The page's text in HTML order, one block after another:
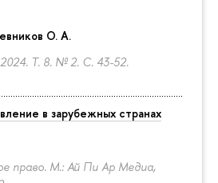
О. А.
Т. 8. № 2. С. 43-52.
в зарубежных странах
право. М.: Ай Пи Ар Медиа,